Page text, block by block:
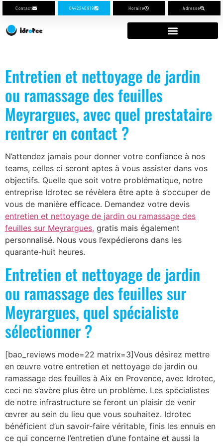
Contact 0442240919 Horaire Adresse
Entretien et nettoyage de jardin
ou ramassage des feuilles
Meyrargues, avec quel prestataire
rentrer en contact ?
N’attendez jamais pour donner votre confiance à nos
teams, celles ci seront aptes à vous assister dans vos
objectifs. Quelle que soit votre problématique, notre
entreprise Idrotec se révèlera être apte à s’occuper de
vous de manière efficace. Demandez votre devis
entretien et nettoyage de jardin ou ramassage des
feuilles sur Meyrargues, gratis mais également
personnalisé. Nous vous l’expédierons dans les
quarante-huit heures.
Entretien et nettoyage de jardin
ou ramassage des feuilles sur
Meyrargues, quel spécialiste
sélectionner ?
[bao_reviews mode=22 matrix=3]Vous désirez mettre
en œuvre votre entretien et nettoyage de jardin ou
ramassage des feuilles à Aix en Provence, avec Idrotec,
ceci ne s’avère plus être un problème. Les spécialistes
de notre infrastructure se feront un plaisir de venir
œvrer au sein du lieu que vous souhaitez. Idrotec
bénéficient d’un savoir-faire véritable, finis les ennuis en
ce qui concerne l’entretien d’une fontaine et aussi la